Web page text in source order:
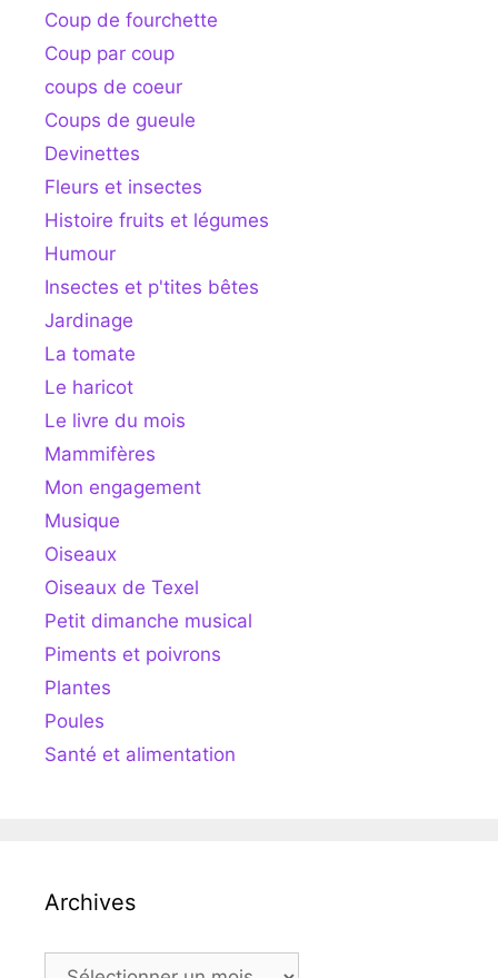
Coup de fourchette
Coup par coup
coups de coeur
Coups de gueule
Devinettes
Fleurs et insectes
Histoire fruits et légumes
Humour
Insectes et p'tites bêtes
Jardinage
La tomate
Le haricot
Le livre du mois
Mammifères
Mon engagement
Musique
Oiseaux
Oiseaux de Texel
Petit dimanche musical
Piments et poivrons
Plantes
Poules
Santé et alimentation
Archives
Archives